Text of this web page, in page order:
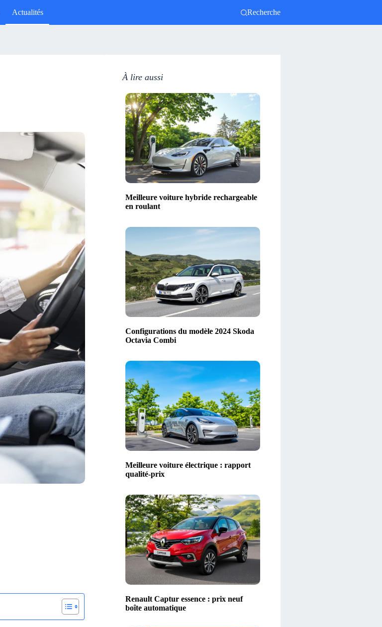
Actualités Recherche
À lire aussi
Meilleure voiture hybride rechargeable
en roulant
Configurations du modèle 2024 Skoda
Octavia Combi
Meilleure voiture électrique : rapport
qualité-prix
Renault Captur essence : prix neuf
boîte automatique